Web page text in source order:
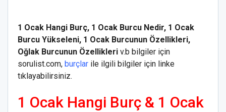
1 Ocak Hangi Burç, 1 Ocak Burcu Nedir, 1 Ocak
Burcu Yükseleni, 1 Ocak Burcunun Özellikleri,
Oğlak Burcunun Özellikleri v.b bilgiler için
sorulist.com, burçlar ile ilgili bilgiler için linke
tıklayabilirsiniz.
1 Ocak Hangi Burç & 1 Ocak